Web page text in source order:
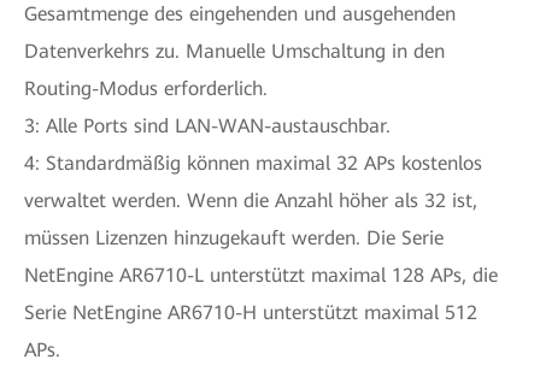
Gesamtmenge des eingehenden und ausgehenden
Datenverkehrs zu. Manuelle Umschaltung in den
Routing-Modus erforderlich.
3: Alle Ports sind LAN-WAN-austauschbar.
4: Standardmäßig können maximal 32 APs kostenlos
verwaltet werden. Wenn die Anzahl höher als 32 ist,
müssen Lizenzen hinzugekauft werden. Die Serie
NetEngine AR6710-L unterstützt maximal 128 APs, die
Serie NetEngine AR6710-H unterstützt maximal 512
APs.